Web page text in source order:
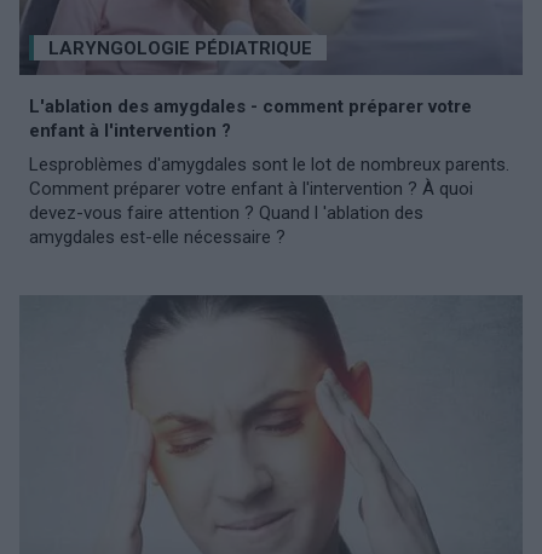
LARYNGOLOGIE PÉDIATRIQUE
L'ablation des amygdales - comment préparer votre
enfant à l'intervention ?
Lesproblèmes d'amygdales sont le lot de nombreux parents.
Comment préparer votre enfant à l'intervention ? À quoi
devez-vous faire attention ? Quand l 'ablation des
amygdales est-elle nécessaire ?